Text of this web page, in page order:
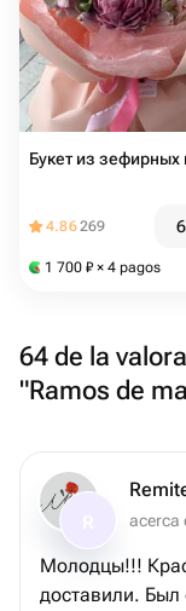
Букет из зефирных
4.86269
1 700 ₽ × 4 pagos
64 de la
"Ramos de
acerca
Молодцы!!!
доставили.